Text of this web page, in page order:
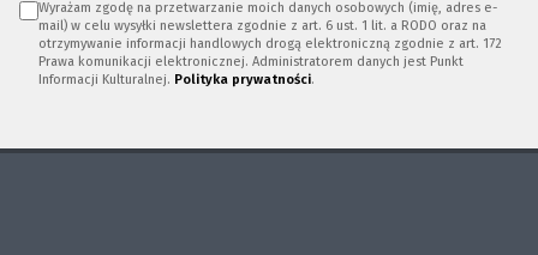
Wyrażam zgodę na przetwarzanie moich danych osobowych (imię, adres e-
mail) w celu wysyłki newslettera zgodnie z art. 6 ust. 1 lit. a RODO oraz na
otrzymywanie informacji handlowych drogą elektroniczną zgodnie z art. 172
Prawa komunikacji elektronicznej. Administratorem danych jest Punkt
Informacji Kulturalnej. Polityka prywatności.